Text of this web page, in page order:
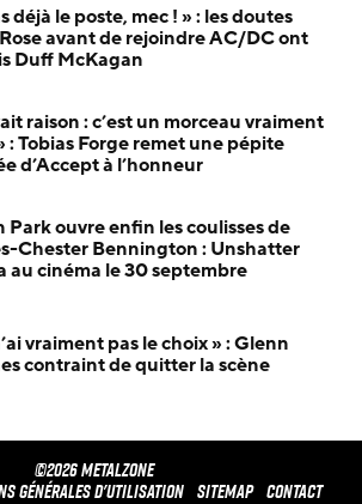
déjà le poste, mec ! » : les doutes
avant de rejoindre AC/DC ont
Duff McKagan
raison : c’est un morceau vraiment
: Tobias Forge remet une pépite
d’Accept à l’honneur
Park ouvre enfin les coulisses de
Chester Bennington : Unshatter
au cinéma le 30 septembre
vraiment pas le choix » : Glenn
contraint de quitter la scène
©2026 METALZONE
générales d'utilisation Sitemap Contact